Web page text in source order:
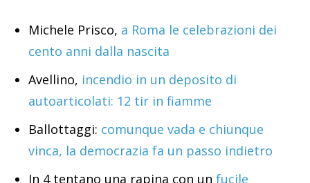
Michele Prisco, a Roma le celebrazioni dei
cento anni dalla nascita
Avellino, incendio in un deposito di
autoarticolati: 12 tir in fiamme
Ballottaggi: comunque vada e chiunque
vinca, la democrazia fa un passo indietro
In 4 tentano una rapina con un fucile